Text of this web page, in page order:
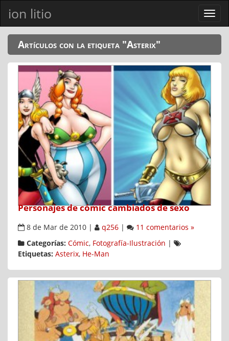
ion litio
Ver
menú
Artículos con la etiqueta "Asterix"
Personajes de cómic cambiados de sexo
8 de Mar de 2010 q256
11 comentarios »
Categorías: Cómic, Fotografía-Ilustración
Etiquetas: Asterix, He-Man